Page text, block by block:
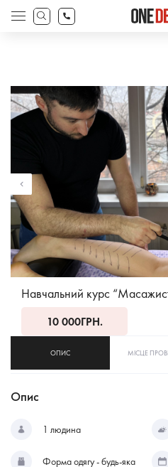
Products
search
Навчальний курс
10 000ГРН.
ОПИС МІСЦЕ
Опис
1 людина
Форма одягу - будь-яка